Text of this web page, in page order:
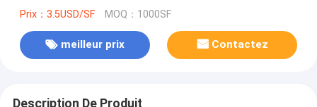
suède imperméable fait sur commande en cuir de
main
Prix：3.5USD/SF MOQ：1000SF
meilleur prix Contactez
Description De Produit